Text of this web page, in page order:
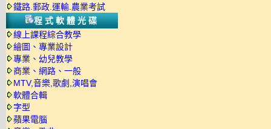
鐵路.郵政.運輸.農業考試
程式軟體光碟
線上課程綜合教學
繪圖、專業設計
專業、幼兒教學
商業、網路、一般
MTV,音樂,歌劇,演唱會
軟體合輯
字型
蘋果電腦